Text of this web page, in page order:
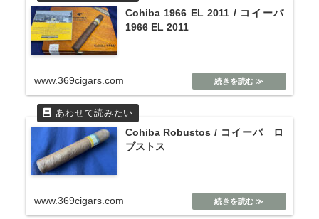
Cohiba 1966 EL 2011 / コイーバ
1966 EL 2011
www.369cigars.com
Cohiba Robustos / コイーバ ロ
ブストス
www.369cigars.com